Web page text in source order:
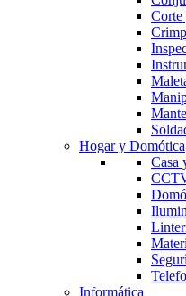
Corte
Hogar y Domótica
Casa
Informática